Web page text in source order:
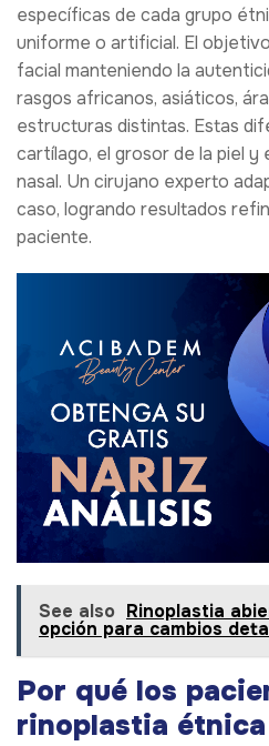
específicas de cada grupo
uniforme o artificial. El
facial manteniendo la
rasgos africanos, asiáticos,
estructuras distintas. Estas
cartílago, el grosor de la piel y
nasal. Un cirujano experto
caso, logrando resultados
paciente.
See also Rinoplastia
opción para cambios
Por qué los
rinoplastia étnica